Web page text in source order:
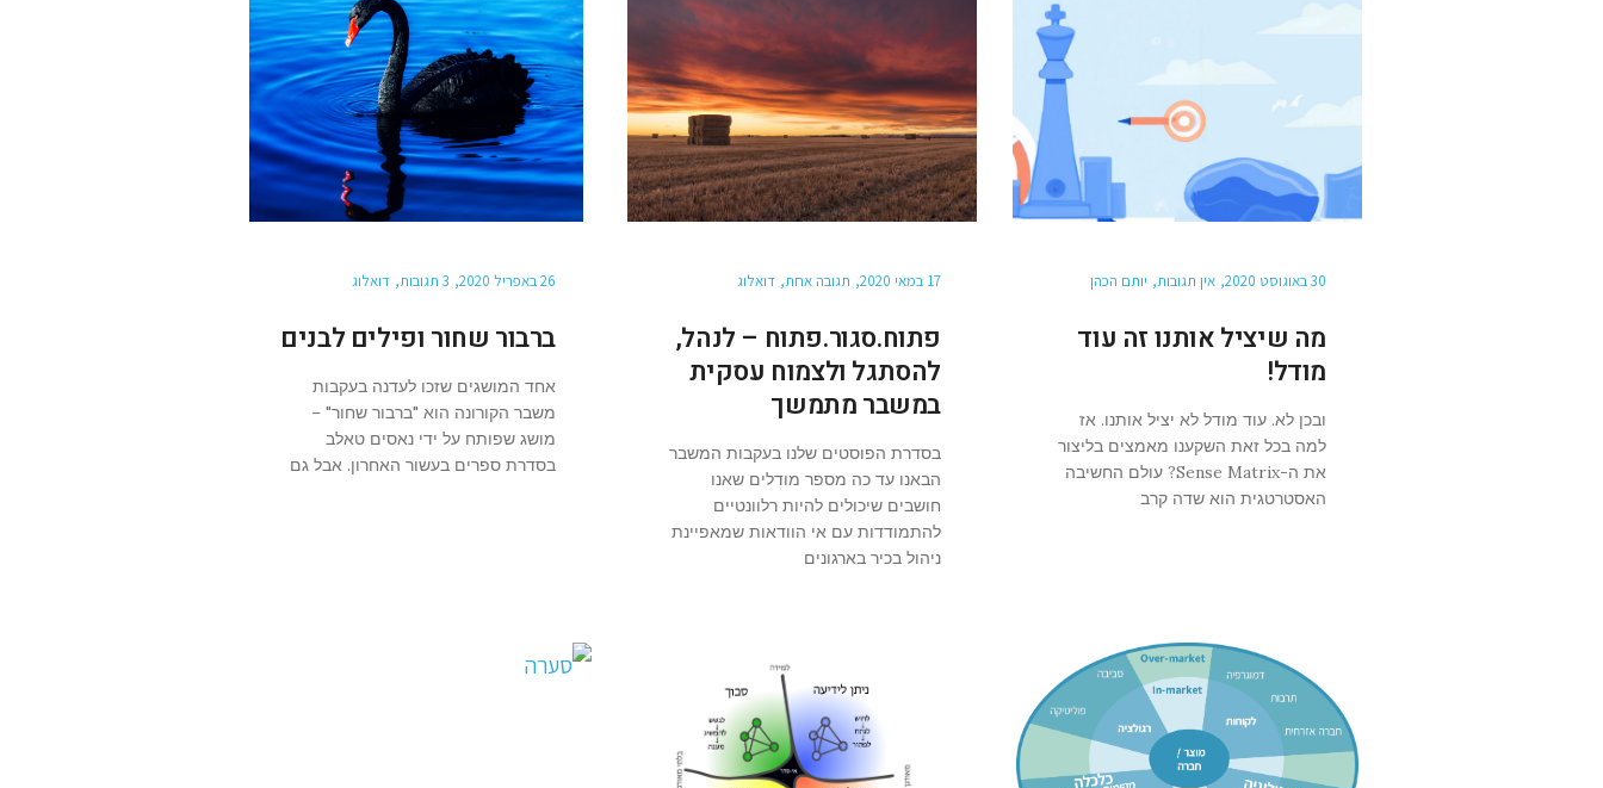
30 באוגוסט 2020 אין תגובות יותם הכהן
מה שיציל אותנו זה עוד
מודל!
ובכן לא. עוד מודל לא יציל אותנו. אז
למה בכל זאת השקענו מאמצים בליצור
את ה-Sense Matrix? עולם החשיבה
האסטרטגית הוא שדה קרב
17 במאי 2020 תגובה אחת דואלוג
פתוח.סגור.פתוח – לנהל,
להסתגל ולצמוח עסקית
במשבר מתמשך
בסדרת הפוסטים שלנו בעקבות המשבר
הבאנו עד כה מספר מודלים שאנו
חושבים שיכולים להיות רלוונטיים
להתמודדות עם אי הוודאות שמאפיינת
ניהול בכיר בארגונים
26 באפריל 2020 3 תגובות דואלוג
ברבור שחור ופילים לבנים
אחד המושגים שזכו לעדנה בעקבות
משבר הקורונה הוא "ברבור שחור" –
מושג שפותח על ידי נאסים טאלב
בסדרת ספרים בעשור האחרון. אבל גם